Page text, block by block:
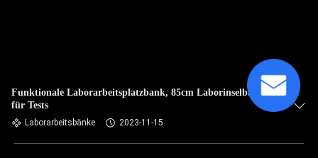
Funktionale Laborarbeitsplatzbank, 85cm Laborinselbank
für Tests
Laborarbeitsbänke 2023-11-15